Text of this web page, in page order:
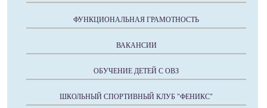
ФУНКЦИОНАЛЬНАЯ ГРАМОТНОСТЬ
ВАКАНСИИ
ОБУЧЕНИЕ ДЕТЕЙ С ОВЗ
ШКОЛЬНЫЙ СПОРТИВНЫЙ КЛУБ "ФЕНИКС"